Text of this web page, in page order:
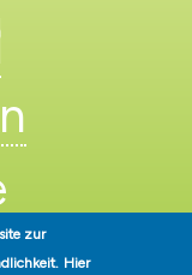
zur
Hier